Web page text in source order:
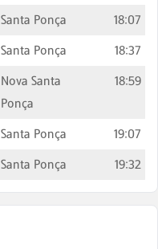
Santa Ponça
18:07
Santa Ponça 18:37
Nova Santa
Ponça
18:59
Santa Ponça
19:07
Santa Ponça 19:32